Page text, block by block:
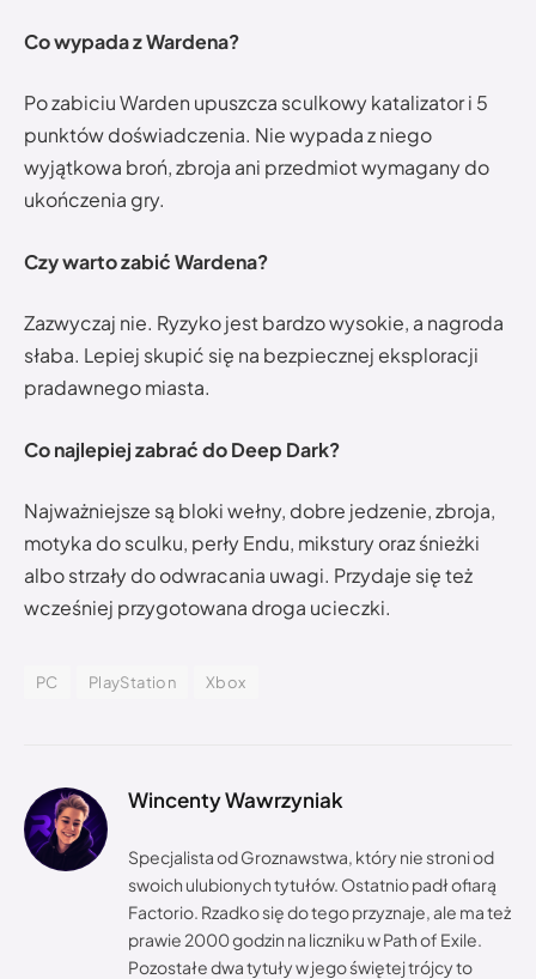
Co wypada z Wardena?
Po zabiciu Warden upuszcza sculkowy katalizator i 5
punktów doświadczenia. Nie wypada z niego
wyjątkowa broń, zbroja ani przedmiot wymagany do
ukończenia gry.
Czy warto zabić Wardena?
Zazwyczaj nie. Ryzyko jest bardzo wysokie, a nagroda
słaba. Lepiej skupić się na bezpiecznej eksploracji
pradawnego miasta.
Co najlepiej zabrać do Deep Dark?
Najważniejsze są bloki wełny, dobre jedzenie, zbroja,
motyka do sculku, perły Endu, mikstury oraz śnieżki
albo strzały do odwracania uwagi. Przydaje się też
wcześniej przygotowana droga ucieczki.
PC PlayStation Xbox
Wincenty Wawrzyniak
Specjalista od Groznawstwa, który nie stroni od
swoich ulubionych tytułów. Ostatnio padł ofiarą
Factorio. Rzadko się do tego przyznaje, ale ma też
prawie 2000 godzin na liczniku w Path of Exile.
Pozostałe dwa tytuły w jego świętej trójcy to